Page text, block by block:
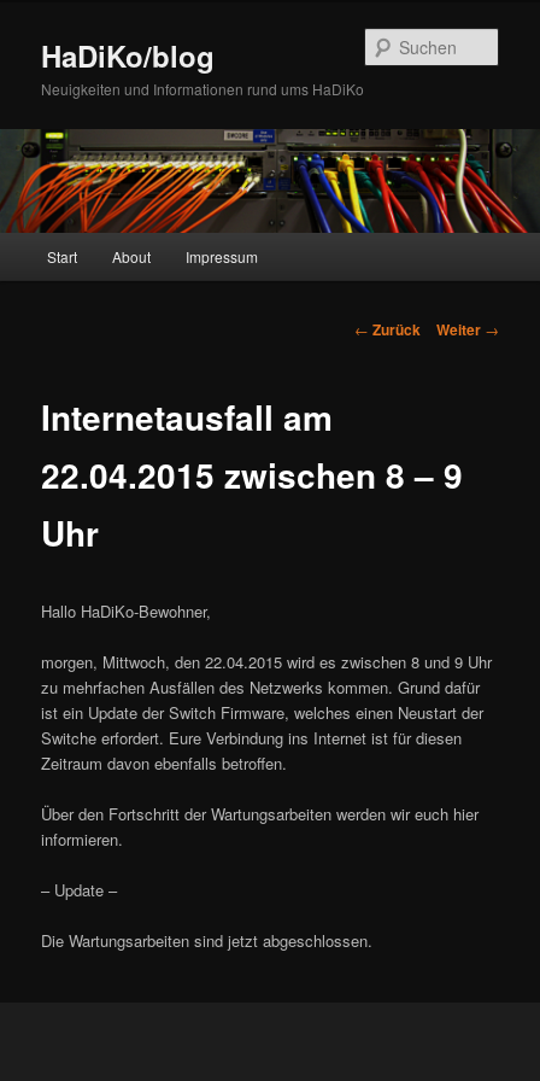
wechselnHaDiKo/blog
Neuigkeiten und Informationen rund ums HaDiKo
Start About Impressum
Beitrags-
← Zurück Weiter →
Internetausfall am
22.04.2015 zwischen 8 – 9
Uhr
Hallo HaDiKo-Bewohner,
morgen, Mittwoch, den 22.04.2015 wird es zwischen 8 und 9 Uhr
zu mehrfachen Ausfällen des Netzwerks kommen. Grund dafür
ist ein Update der Switch Firmware, welches einen Neustart der
Switche erfordert. Eure Verbindung ins Internet ist für diesen
Zeitraum davon ebenfalls betroffen.
Über den Fortschritt der Wartungsarbeiten werden wir euch hier
informieren.
– Update –
Die Wartungsarbeiten sind jetzt abgeschlossen.